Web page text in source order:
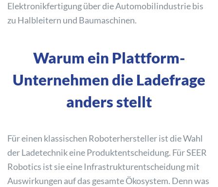
Elektronikfertigung über die Automobilindustrie bis
zu Halbleitern und Baumaschinen.
Warum ein Plattform-
Unternehmen die Ladefrage
anders stellt
Für einen klassischen Roboterhersteller ist die Wahl
der Ladetechnik eine Produktentscheidung. Für SEER
Robotics ist sie eine Infrastrukturentscheidung mit
Auswirkungen auf das gesamte Ökosystem. Denn was